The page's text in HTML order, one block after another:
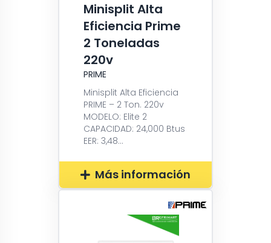
Minisplit Alta
Eficiencia Prime
2 Toneladas
220v
PRIME
Minisplit Alta Eficiencia
PRIME – 2 Ton. 220v
MODELO: Elite 2
CAPACIDAD: 24,000 Btus
EER: 3,48...
Más información